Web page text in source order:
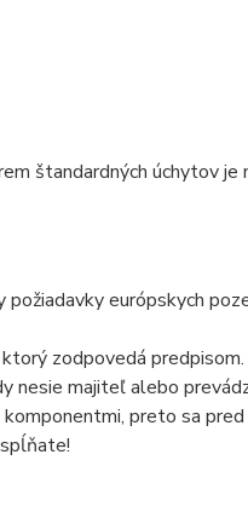
štandardných úchytov je
európskych
zodpovedá
nesie majiteľ alebo
preto sa